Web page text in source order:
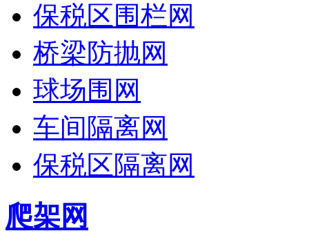
保税区围栏网
桥梁防抛网
球场围网
车间隔离网
保税区隔离网
爬架网